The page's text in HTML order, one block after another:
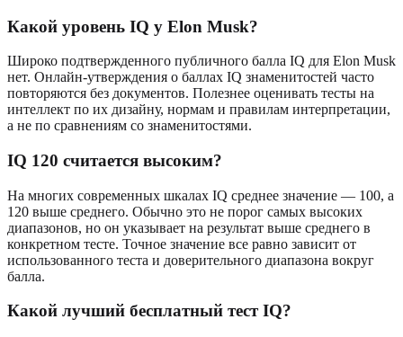
Какой уровень IQ у Elon Musk?
Широко подтвержденного публичного балла IQ для Elon Musk
нет. Онлайн-утверждения о баллах IQ знаменитостей часто
повторяются без документов. Полезнее оценивать тесты на
интеллект по их дизайну, нормам и правилам интерпретации,
а не по сравнениям со знаменитостями.
IQ 120 считается высоким?
На многих современных шкалах IQ среднее значение — 100, а
120 выше среднего. Обычно это не порог самых высоких
диапазонов, но он указывает на результат выше среднего в
конкретном тесте. Точное значение все равно зависит от
использованного теста и доверительного диапазона вокруг
балла.
Какой лучший бесплатный тест IQ?